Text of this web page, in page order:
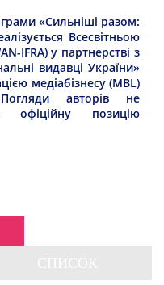
«Сильніші разом:
Всесвітньою
IFRA) у партнерстві з
видавці України»
медіабізнесу (MBL)
авторів не
офіційну позицію